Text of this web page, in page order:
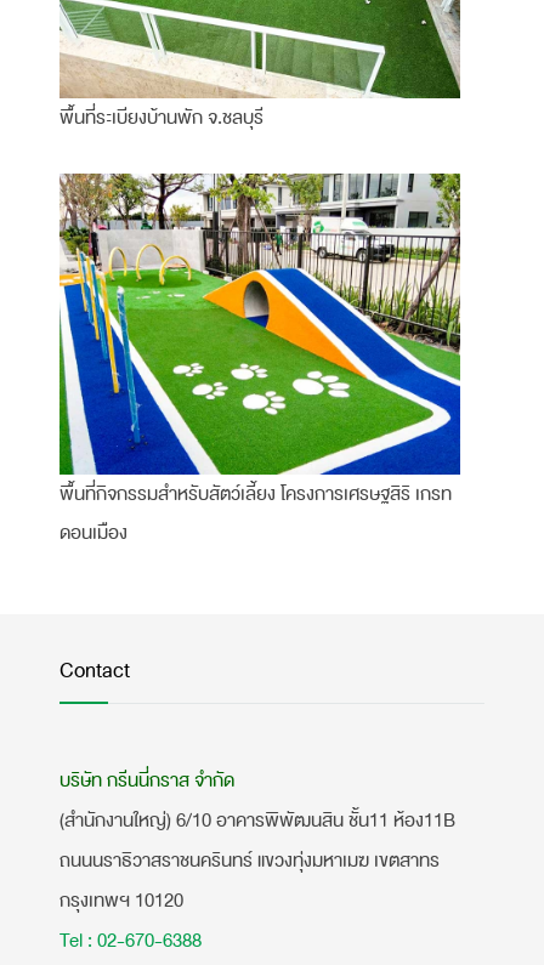
พื้นที่ระเบียงบ้านพัก จ.ชลบุรี
พื้นที่กิจกรรมสำหรับสัตว์เลี้ยง โครงการเศรษฐสิริ เกรท
ดอนเมือง
Contact
บริษัท กรีนนี่กราส จำกัด
(สำนักงานใหญ่) 6/10 อาคารพิพัฒนสิน ชั้น11 ห้อง11B
ถนนนราธิวาสราชนครินทร์ แขวงทุ่งมหาเมฆ เขตสาทร
กรุงเทพฯ 10120
Tel : 02-670-6388